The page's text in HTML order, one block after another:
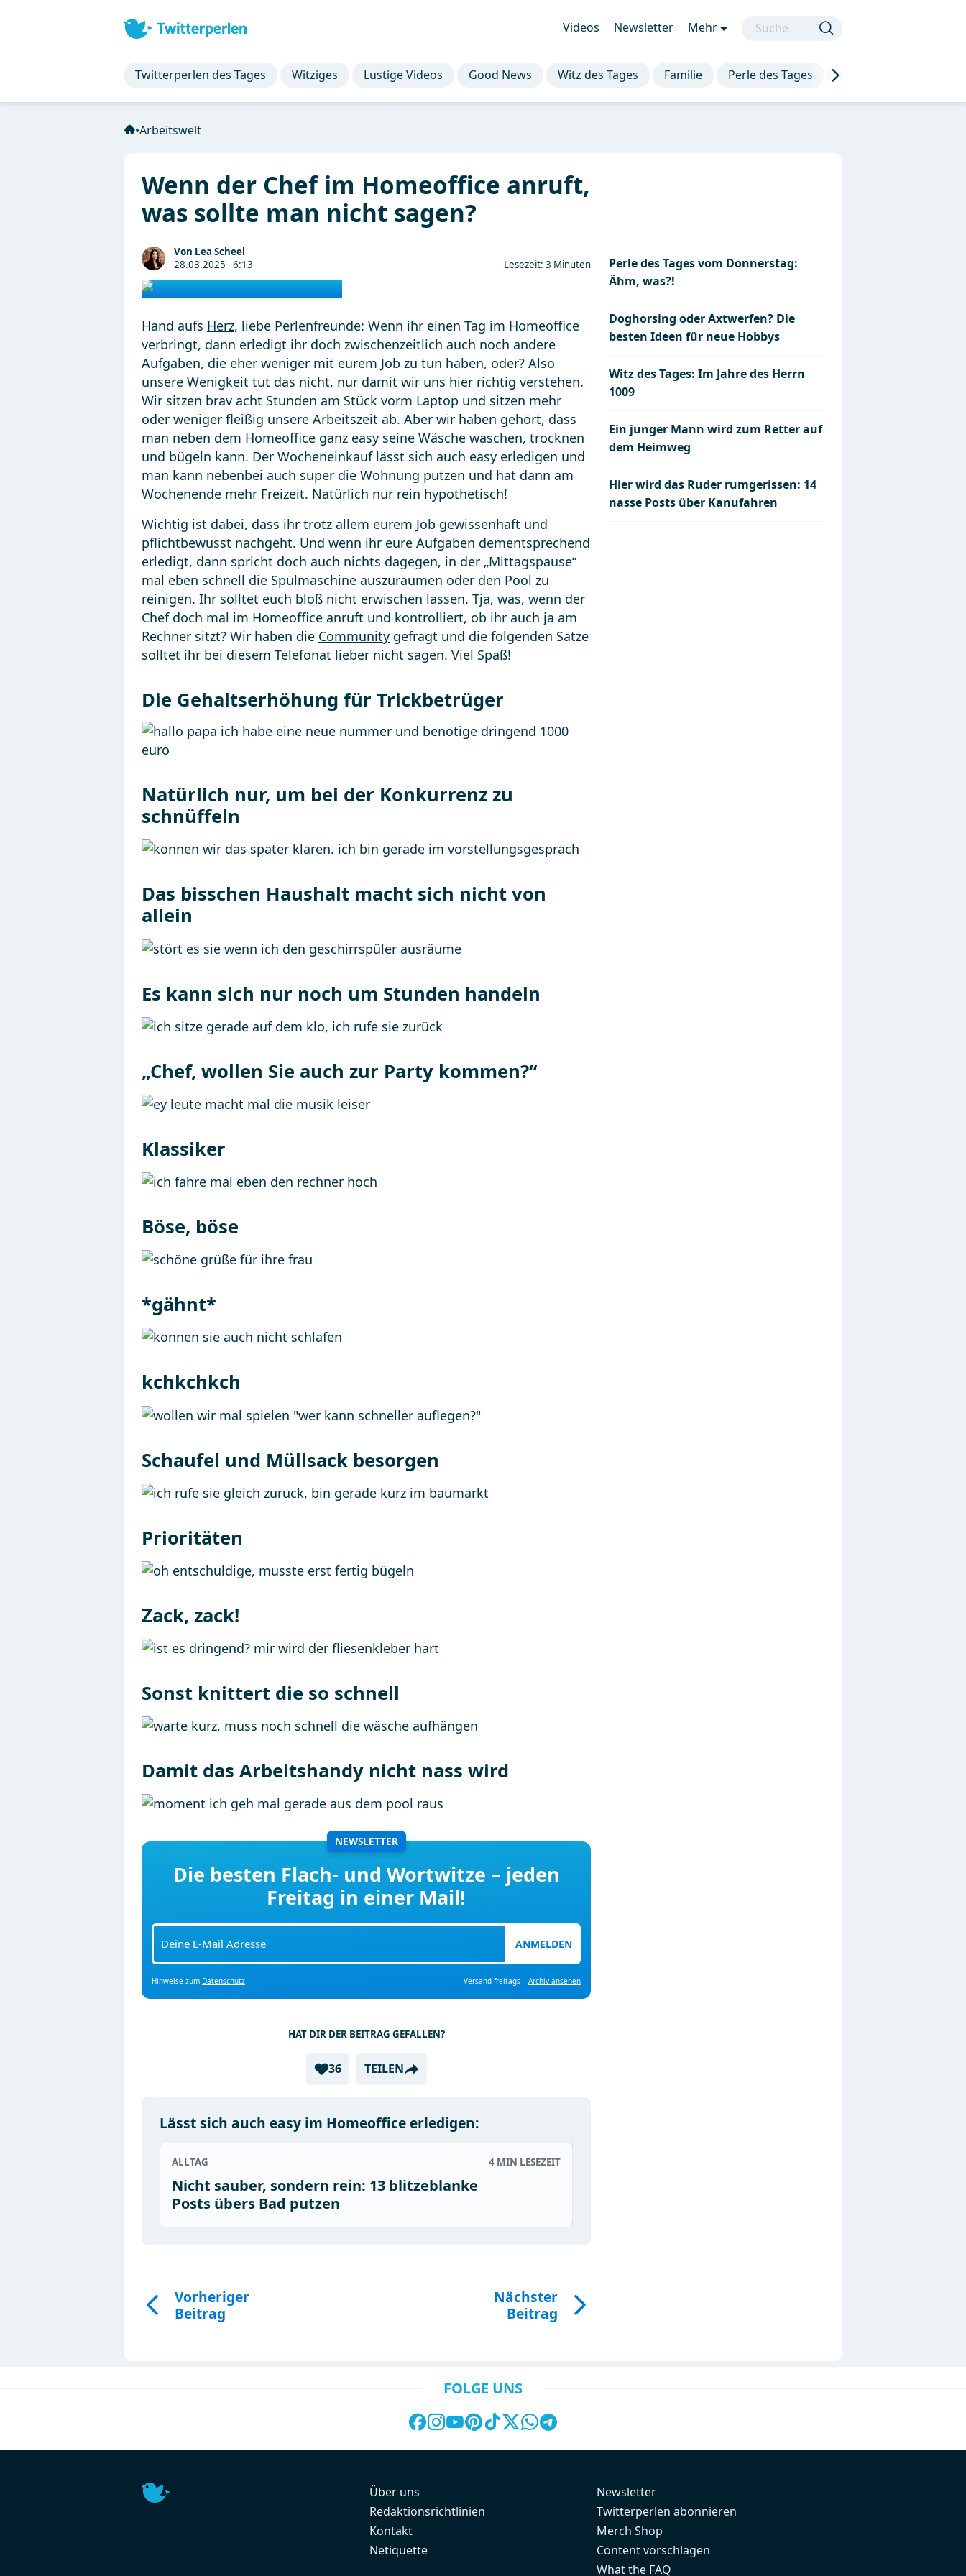
Videos Newsletter Mehr
Twitterperlen des Tages Witziges Lustige Videos Good News Witz des Tages Familie Perle des Tages Die besten Sprüche
•Arbeitswelt
Wenn der Chef im Homeoffice anruft,
was sollte man nicht sagen?
Von Lea Scheel
28.03.2025 - 6:13
Lesezeit: 3 Minuten
Hand aufs Herz, liebe Perlenfreunde: Wenn ihr einen Tag im Homeoffice
verbringt, dann erledigt ihr doch zwischenzeitlich auch noch andere
Aufgaben, die eher weniger mit eurem Job zu tun haben, oder? Also
unsere Wenigkeit tut das nicht, nur damit wir uns hier richtig verstehen.
Wir sitzen brav acht Stunden am Stück vorm Laptop und sitzen mehr
oder weniger fleißig unsere Arbeitszeit ab. Aber wir haben gehört, dass
man neben dem Homeoffice ganz easy seine Wäsche waschen, trocknen
und bügeln kann. Der Wocheneinkauf lässt sich auch easy erledigen und
man kann nebenbei auch super die Wohnung putzen und hat dann am
Wochenende mehr Freizeit. Natürlich nur rein hypothetisch!
Wichtig ist dabei, dass ihr trotz allem eurem Job gewissenhaft und
pflichtbewusst nachgeht. Und wenn ihr eure Aufgaben dementsprechend
erledigt, dann spricht doch auch nichts dagegen, in der „Mittagspause“
mal eben schnell die Spülmaschine auszuräumen oder den Pool zu
reinigen. Ihr solltet euch bloß nicht erwischen lassen. Tja, was, wenn der
Chef doch mal im Homeoffice anruft und kontrolliert, ob ihr auch ja am
Rechner sitzt? Wir haben die Community gefragt und die folgenden Sätze
solltet ihr bei diesem Telefonat lieber nicht sagen. Viel Spaß!
Die Gehaltserhöhung für Trickbetrüger
Natürlich nur, um bei der Konkurrenz zu
schnüffeln
Das bisschen Haushalt macht sich nicht von
allein
Es kann sich nur noch um Stunden handeln
„Chef, wollen Sie auch zur Party kommen?“
Klassiker
Böse, böse
*gähnt*
kchkchkch
Schaufel und Müllsack besorgen
Prioritäten
Zack, zack!
Sonst knittert die so schnell
Damit das Arbeitshandy nicht nass wird
NEWSLETTER
Die besten Flach- und Wortwitze – jeden
Freitag in einer Mail!
ANMELDEN
Hinweise zum Datenschutz Versand freitags –Archiv ansehen
HAT DIR DER BEITRAG GEFALLEN?
36 TEILEN
Lässt sich auch easy im Homeoffice erledigen:
ALLTAG 4 MIN LESEZEIT
Nicht sauber, sondern rein: 13 blitzeblanke
Posts übers Bad putzen
Vorheriger
Beitrag
Nächster
Beitrag
Perle des Tages vom Donnerstag:
Ähm, was?!
Doghorsing oder Axtwerfen? Die
besten Ideen für neue Hobbys
Witz des Tages: Im Jahre des Herrn
1009
Ein junger Mann wird zum Retter auf
dem Heimweg
Hier wird das Ruder rumgerissen: 14
nasse Posts über Kanufahren
FOLGE UNS
Über uns
Redaktionsrichtlinien
Kontakt
Netiquette
Newsletter
Twitterperlen abonnieren
Merch Shop
Content vorschlagen
What the FAQ